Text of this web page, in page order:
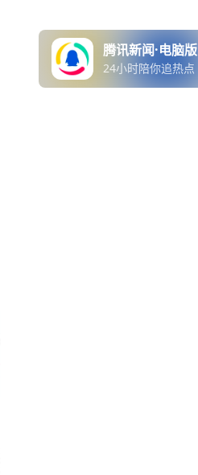
腾讯新闻·电脑版
24小时陪你追热点